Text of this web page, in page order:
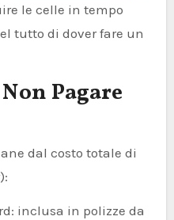
le celle in tempo
tutto di dover fare un
Pagare
dal costo totale di
inclusa in polizze da